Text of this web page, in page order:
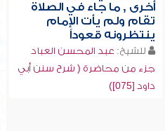
أخرى , ما جاء في الصلاة
تقام ولم يأت الإمام
ينتظرونه قعوداً
للشيخ: عبد المحسن العباد
جزء من محاضرة ( شرح سنن أبي
داود [075])